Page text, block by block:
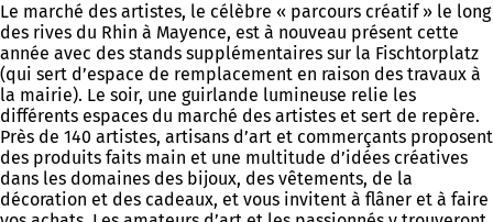
Le marché des artistes, le célèbre « parcours créatif » le long
des rives du Rhin à Mayence, est à nouveau présent cette
année avec des stands supplémentaires sur la Fischtorplatz
(qui sert d’espace de remplacement en raison des travaux à
la mairie). Le soir, une guirlande lumineuse relie les
différents espaces du marché des artistes et sert de repère.
Près de 140 artistes, artisans d’art et commerçants proposent
des produits faits main et une multitude d’idées créatives
dans les domaines des bijoux, des vêtements, de la
décoration et des cadeaux, et vous invitent à flâner et à faire